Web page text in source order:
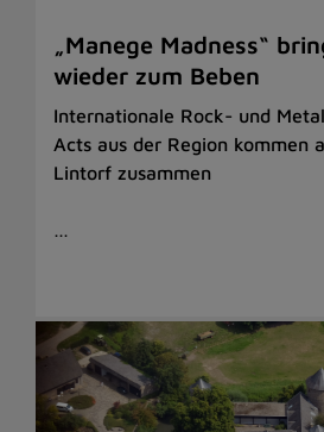
„Manege Madness“
wieder zum Beben
Internationale Rock- und
Acts aus der Region kommen
Lintorf zusammen
…